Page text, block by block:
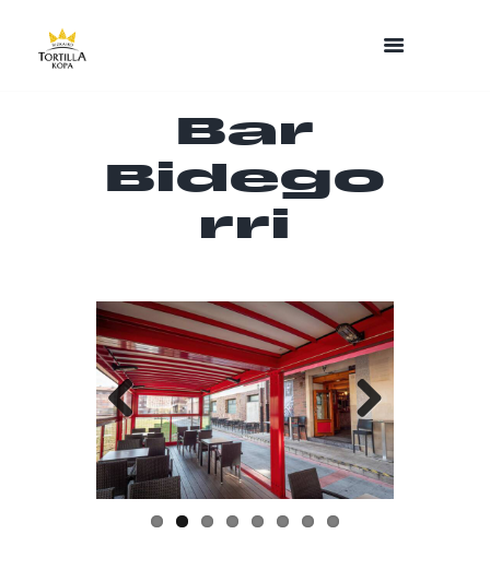
Bar
Bidego
rri
Previo
us
Next